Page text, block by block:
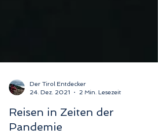
24. Dez. 2021
2 Min. Lesezeit
Reisen in Zeiten der